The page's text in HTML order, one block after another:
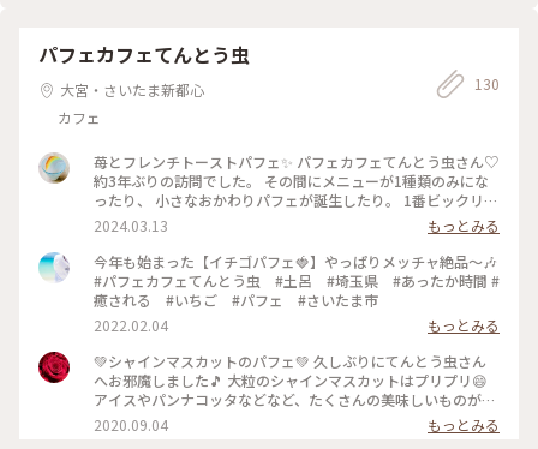
パフェカフェてんとう虫
大宮・さいたま新都心
カフェ
130
苺とフレンチトーストパフェ✨ パフェカフェてんとう虫さん♡
約3年ぶりの訪問でした。 その間にメニューが1種類のみにな
ったり、 小さなおかわりパフェが誕生したり。 1番ビックリし
たのが、ご店主ドリアンともよさん ヒルナンデスにご出演さ
れてたということ‼️✨ いや〜すごいなぁ🥰 𓍯 久しぶりすぎ
で、覚えてないだろうなと思ってたら パフェをトンと置いた
瞬間に、 「お久しぶりです！お元気でしたか？」と♡︎ʾʾ 泣きそ
うになりました😭 𓍯 ひと通り近況報告していただいたパフェ
🥄 あぁやっぱり美味しい。 ヨーグルトテイストでまとめて、
絶対にくどくならない魔法かけてる。 通常の1／3サイズのお
かわりパフェも もちろん頼みましたとも（笑） 𓍯 小さくてあ
ったかいパフェカフェてんとう虫さん。 また会いに行こうと
思います♥️ #パフェカフェてんとう虫 #カフェ #パフェ #完全
予約制 #春色さがし #ひとりカフェ部
2024.03.13
もっとみる
今年も始まった【イチゴパフェ🍓】やっぱりメッチャ絶品〜🎶
#パフェカフェてんとう虫 #土呂 #埼玉県 #あったか時間 #
癒される #いちご #パフェ #さいたま市
2022.02.04
もっとみる
💚シャインマスカットのパフェ💚 久しぶりにてんとう虫さん
へお邪魔しました🎵 大粒のシャインマスカットはプリプリ😄
アイスやパンナコッタなどなど、たくさんの美味しいものがつ
まったパフェです💖 ドリンクセットにすると、コーヒーがプ
ラス200円とお安めなのに、大きなカップにたくさん入って、
2020.09.04 もっとみる